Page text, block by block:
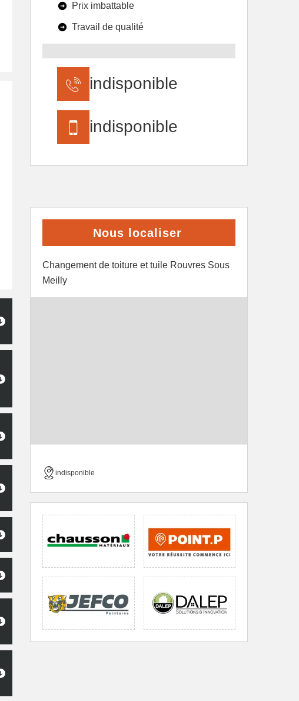
Prix imbattable
Travail de qualité
indisponible
indisponible
Nous localiser
Changement de toiture et tuile Rouvres Sous
Meilly
indisponible